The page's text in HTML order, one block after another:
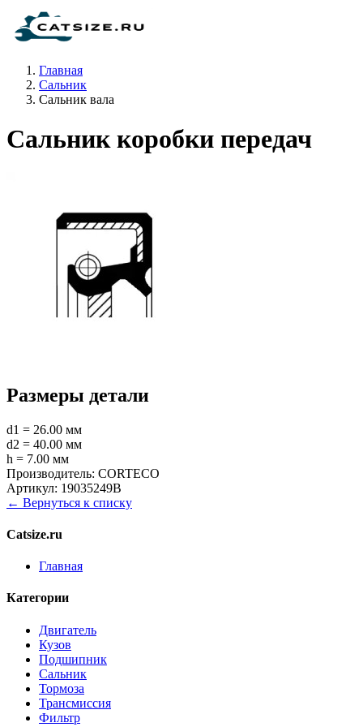
Главная
Сальник
Сальник вала
Сальник коробки передач
Размеры детали
d1 = 26.00 мм
d2 = 40.00 мм
h = 7.00 мм
Производитель: CORTECO
Артикул: 19035249B
← Вернуться к списку
Catsize.ru
Главная
Категории
Двигатель
Кузов
Подшипник
Сальник
Тормоза
Трансмиссия
Фильтр